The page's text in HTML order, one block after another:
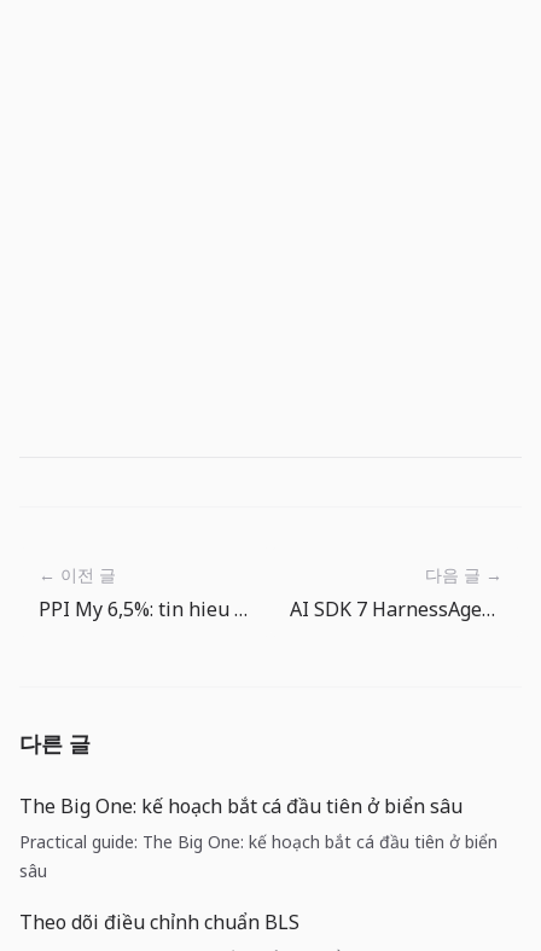
← 이전 글
PPI My 6,5%: tin hieu chi phi nam trong hoa don nha cung cap truoc CPI
다음 글 →
AI SDK 7 HarnessAgent: coding agent đang trở thành runtime có thể thay thế
다른 글
The Big One: kế hoạch bắt cá đầu tiên ở biển sâu
Practical guide: The Big One: kế hoạch bắt cá đầu tiên ở biển
sâu
Theo dõi điều chỉnh chuẩn BLS